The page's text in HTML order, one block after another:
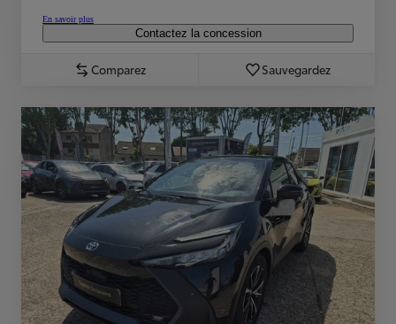
En savoir plus
Contactez la concession
Comparez Sauvegardez